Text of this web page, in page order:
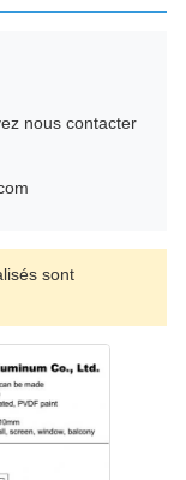
nous contacter
sont